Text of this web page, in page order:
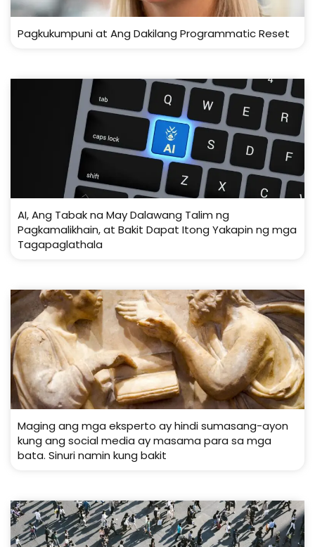
Pagkukumpuni at Ang Dakilang Programmatic Reset
AI, Ang Tabak na May Dalawang Talim ng
Pagkamalikhain, at Bakit Dapat Itong Yakapin ng mga
Tagapaglathala
Maging ang mga eksperto ay hindi sumasang-ayon
kung ang social media ay masama para sa mga
bata. Sinuri namin kung bakit